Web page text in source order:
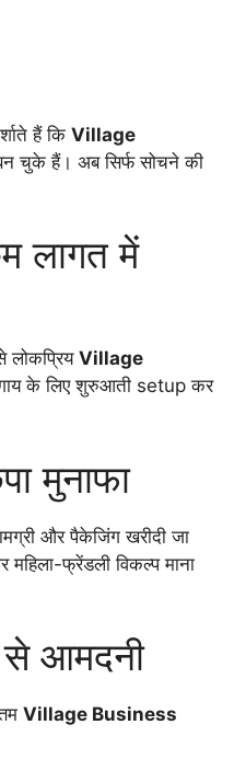
हैं कि Village
चुके हैं। अब सिर्फ सोचने की
लागत में
लोकप्रिय Village
के लिए शुरुआती setup कर
मुनाफा
और पैकेजिंग खरीदी जा
फ्रेंडली विकल्प माना
से आमदनी
Village Business